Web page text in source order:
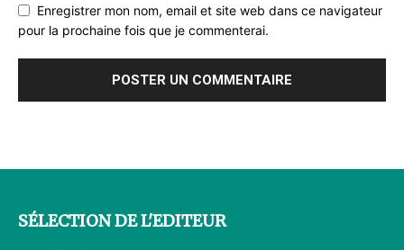
Enregistrer mon nom, email et site web dans ce navigateur
pour la prochaine fois que je commenterai.
SÉLECTION DE L'EDITEUR